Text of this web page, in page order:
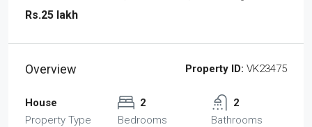
Rs.25 lakh
Overview Property ID: VK23475
House
Property Type
2
Bedrooms
2
Bathrooms